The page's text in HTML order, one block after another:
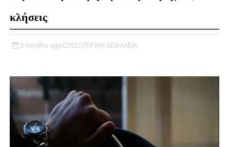
κλήσεις
2 months ago ΕΣΩΤΕΡΙΚΗ ΑΣΦΑΛΕΙΑ,